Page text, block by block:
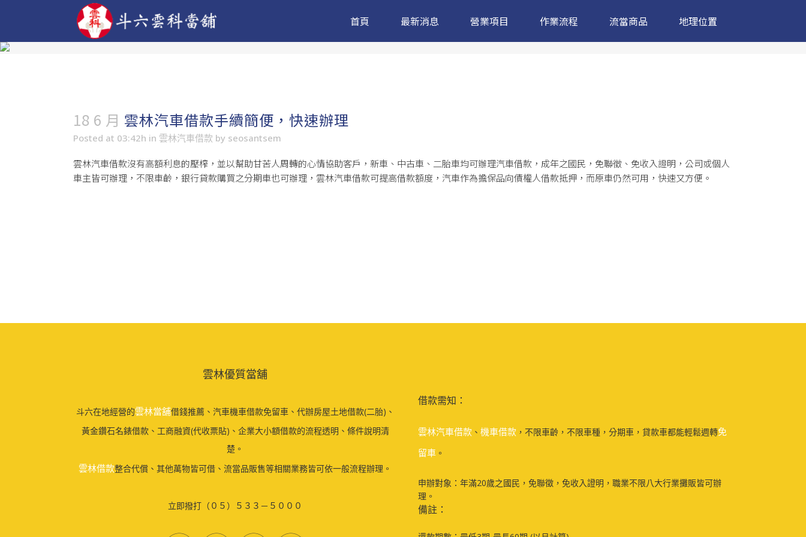
首頁 最新消息 營業項目 作業流程 流當商品 地理位置
18 6 月 雲林汽車借款手續簡便，快速辦理
Posted at 03:42h in 雲林汽車借款 by seosantsem
雲林汽車借款沒有高額利息的壓榨，並以幫助甘苦人周轉的心情協助客戶，新車、中古車、二胎車均可辦理汽車借款，成年之國民，免聯徵、免收入證明，公司或個人
車主皆可辦理，不限車齡，銀行貸款購買之分期車也可辦理，雲林汽車借款可提高借款額度，汽車作為擔保品向債權人借款抵押，而原車仍然可用，快速又方便。
雲林優質當舖
斗六在地經營的雲林當舖借錢推薦、汽車機車借款免留車、代辦房屋土地借款(二胎)、
黃金鑽石名錶借款、工商融資(代收票貼)、企業大小額借款的流程透明、條件說明清
楚。
雲林借款整合代償、其他萬物皆可借、流當品販售等相關業務皆可依一般流程辦理。
立即撥打（０５）５３３－５０００
借款需知：
雲林汽車借款 、 機車借款 ，不限車齡，不限車種，分期車，貸款車都能輕鬆週轉免
留車 。
申辦對象：年滿20歲之國民，免聯徵，免收入證明，職業不限八大行業攤販皆可辦
理。
備註：